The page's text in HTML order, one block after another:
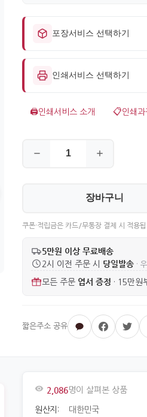
포장서비스 선택하기
인쇄서비스 선택하기
🖨️인쇄서비스 소개 📋인쇄
장바구니
쿠폰·적립금은 카드/무통장 결제 시 적용
5만원 이상 무료배송
2시 이전 주문 시 당일발송 ·
모든 주문 엽서 증정 · 15만원
2,086명이 살펴본 상품
원산지: 대한민국